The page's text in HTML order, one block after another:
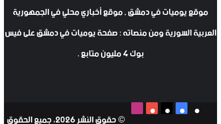
موقع يوميات في دمشق , موقع أخباري محلي في الجمهورية
العربية السورية ومن منصاته : صفحة يوميات في دمشق على فيس
بوك 4 مليون متابع .
فيسبوك
‫X
‫YouTube
انستقرام
© حقوق النشر 2026، جميع الحقوق